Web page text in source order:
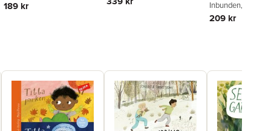
189 kr
Brodin
Inbunden, 2021
209 kr